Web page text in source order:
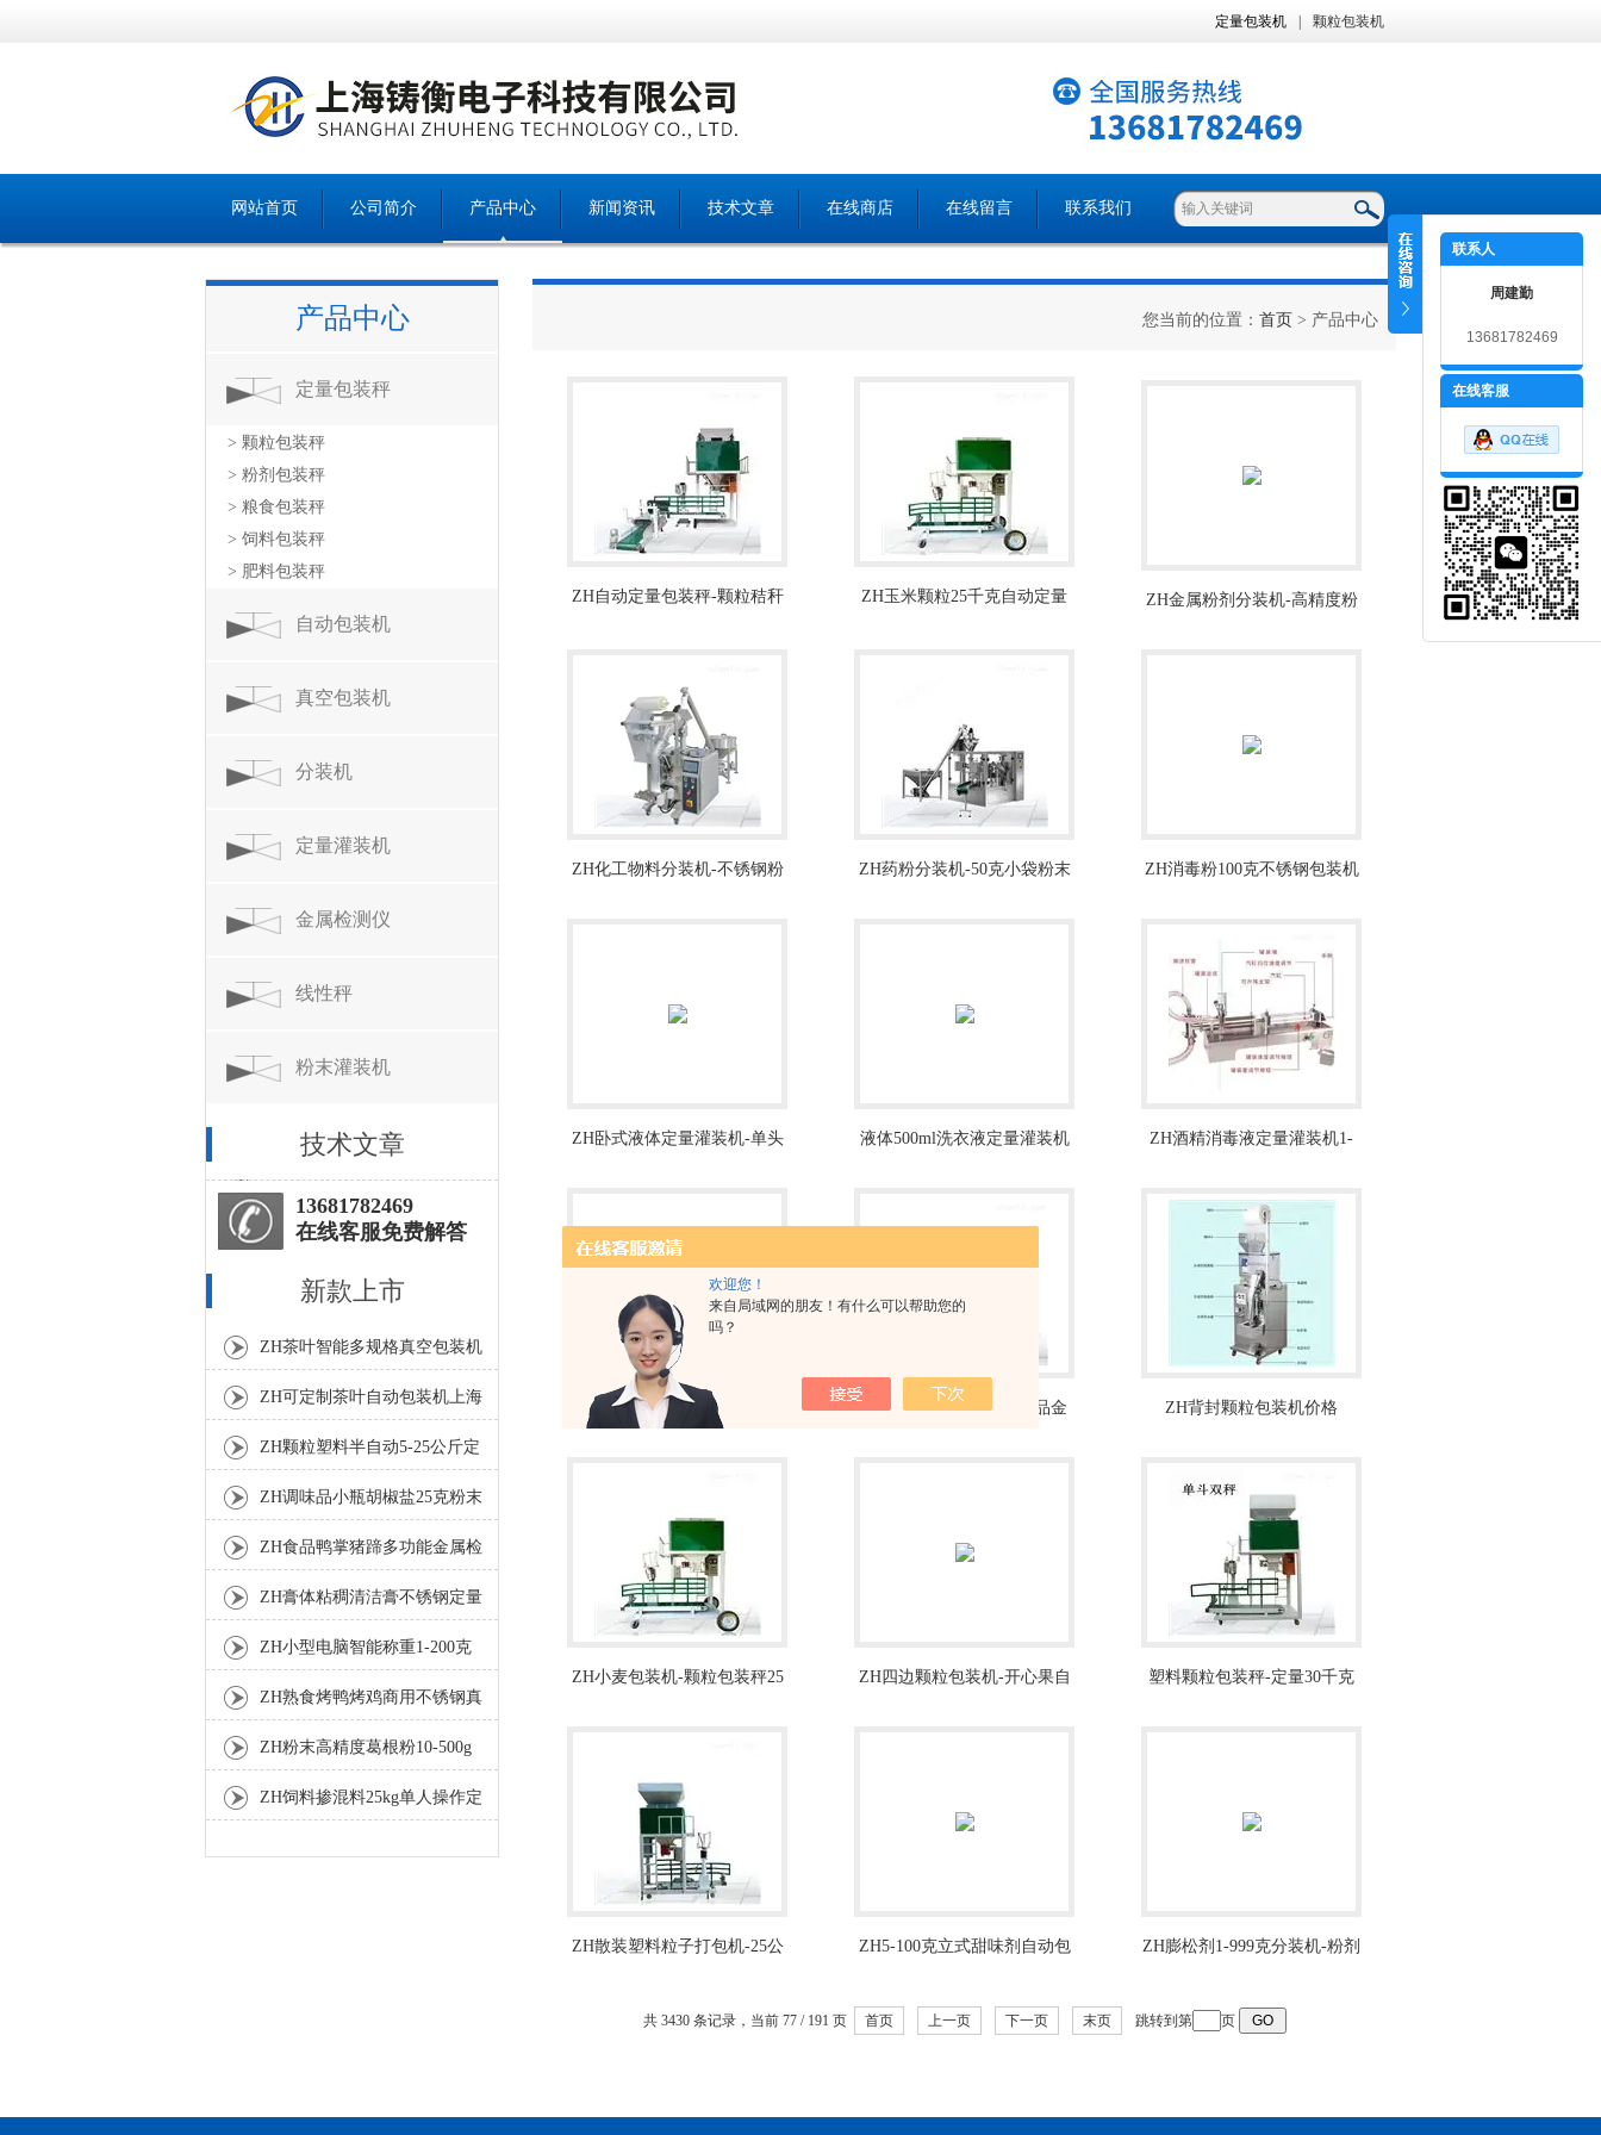
欢迎您！
来自局域网的朋友！有什么可以帮助您的
吗？
定量包装机 颗粒包装机
网站首页 公司简介 产品中心 新闻资讯 技术文章 在线商店 在线留言 联系我们
产品中心
定量包装秤
> 颗粒包装秤
> 粉剂包装秤
> 粮食包装秤
> 饲料包装秤
> 肥料包装秤
自动包装机
真空包装机
分装机
定量灌装机
金属检测仪
线性秤
粉末灌装机
技术文章
13681782469
在线客服免费解答
新款上市
ZH茶叶智能多规格真空包装机
上海厂家
ZH可定制茶叶自动包装机上海
厂家
ZH颗粒塑料半自动5-25公斤定
量包装机
ZH调味品小瓶胡椒盐25克粉末
灌装机
ZH食品鸭掌猪蹄多功能金属检
测机
ZH膏体粘稠清洁膏不锈钢定量
灌装机厂家
ZH小型电脑智能称重1-200克
分装机
ZH熟食烤鸭烤鸡商用不锈钢真
空包装机
ZH粉末高精度葛根粉10-500g
自动包装机
ZH饲料掺混料25kg单人操作定
您当前的位置： 首页 > 产品中心
ZH自动定量包装秤-颗粒秸秆
ZH玉米颗粒25千克自动定量
ZH金属粉剂分装机-高精度粉
ZH化工物料分装机-不锈钢粉
ZH药粉分装机-50克小袋粉末
ZH消毒粉100克不锈钢包装机
ZH卧式液体定量灌装机-单头
液体500ml洗衣液定量灌装机
ZH酒精消毒液定量灌装机1-
ZH多功能碳粉耐腐蚀1000g粉
ZH袋装瓶装食用碱面食品金
ZH背封颗粒包装机价格
ZH小麦包装机-颗粒包装秤25
ZH四边颗粒包装机-开心果自
塑料颗粒包装秤-定量30千克
ZH散装塑料粒子打包机-25公
ZH5-100克立式甜味剂自动包
ZH膨松剂1-999克分装机-粉剂
共 3430 条记录，当前 77 / 191 页 首页 上一页 下一页 末页 跳转到第 页
联系人
周建勤
13681782469
在线客服